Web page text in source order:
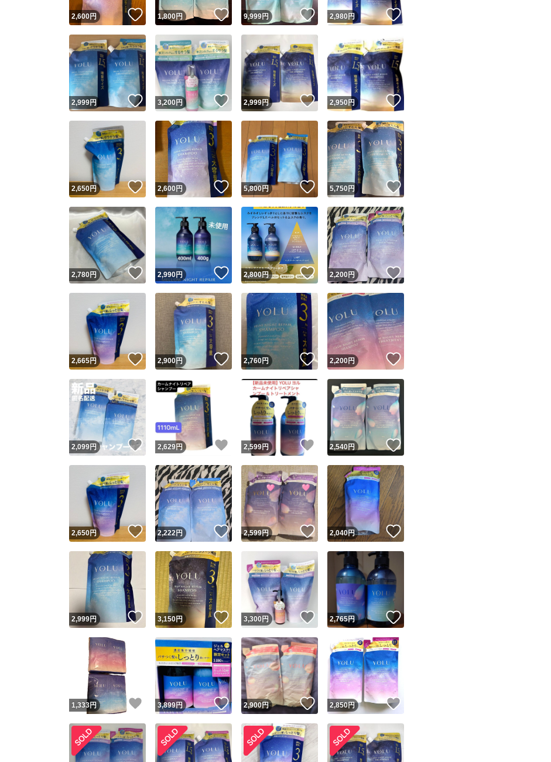
他フリマ実績◯+ このユーザーは他フリマサービスでの取引実績があります
スピード&安心発送
※このバッジは実績に基づく表示であり、発送を保証しているものではありません
スピード＆安心発送
このユーザーは高頻度で24時間以内＆設定した発送日数内に発送してい
ます
スピード発送 このユーザーは高頻度で24時間以内に発送しています
安心発送 このユーザーは設定した発送日数内に発送しています
出品ページへ
キャンセル
2,600円 いいね！
1,800円 いいね！
9,999円 いいね！
2,980 円 いいね！
2,999円 いいね！
3,200円 いいね！
2,999円 いいね！
2,950 円
2,650円 いいね！
2,600円 いいね！
5,800円 いいね！
5,750円
2,780円 いいね！
2,990円 いいね！
2,800円 いいね！
2,200円
2,665円 いいね！
2,900円 いいね！
2,760円 いいね！
2,200円 いいね！
2,099円 いいね！
2,629円 いいね！
2,599円 いいね！
2,540円
2,650円 いいね！
2,222円 いいね！
2,599円 いいね！
2,040円
2,999円 いいね！
3,150円 いいね！
3,300円 いいね！
2,765円 いいね！
1,333円 いいね！
3,899円 いいね！
2,900円 いいね！
2,850円